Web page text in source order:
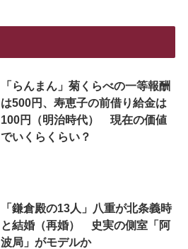
「らんまん」菊くらべの一等報酬
は500円、寿恵子の前借り給金は
100円（明治時代） 現在の価値
でいくらくらい？
「鎌倉殿の13人」八重が北条義時
と結婚（再婚） 史実の側室「阿
波局」がモデルか